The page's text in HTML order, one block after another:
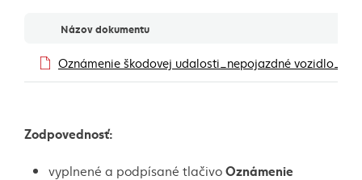
DokumentyNázov dokumentu
Oznámenie škodovej udalosti_nepojazdné
Zodpovednosť:
vyplnené a podpísané tlačivoOznámenie